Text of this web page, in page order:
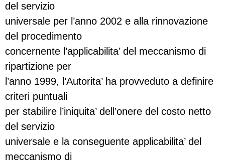
del servizio
universale per l’anno 2002 e alla rinnovazione
del procedimento
concernente l’applicabilita’ del meccanismo di
ripartizione per
l’anno 1999, l’Autorita’ ha provveduto a definire
criteri puntuali
per stabilire l’iniquita’ dell’onere del costo netto
del servizio
universale e la conseguente applicabilita’ del
meccanismo di